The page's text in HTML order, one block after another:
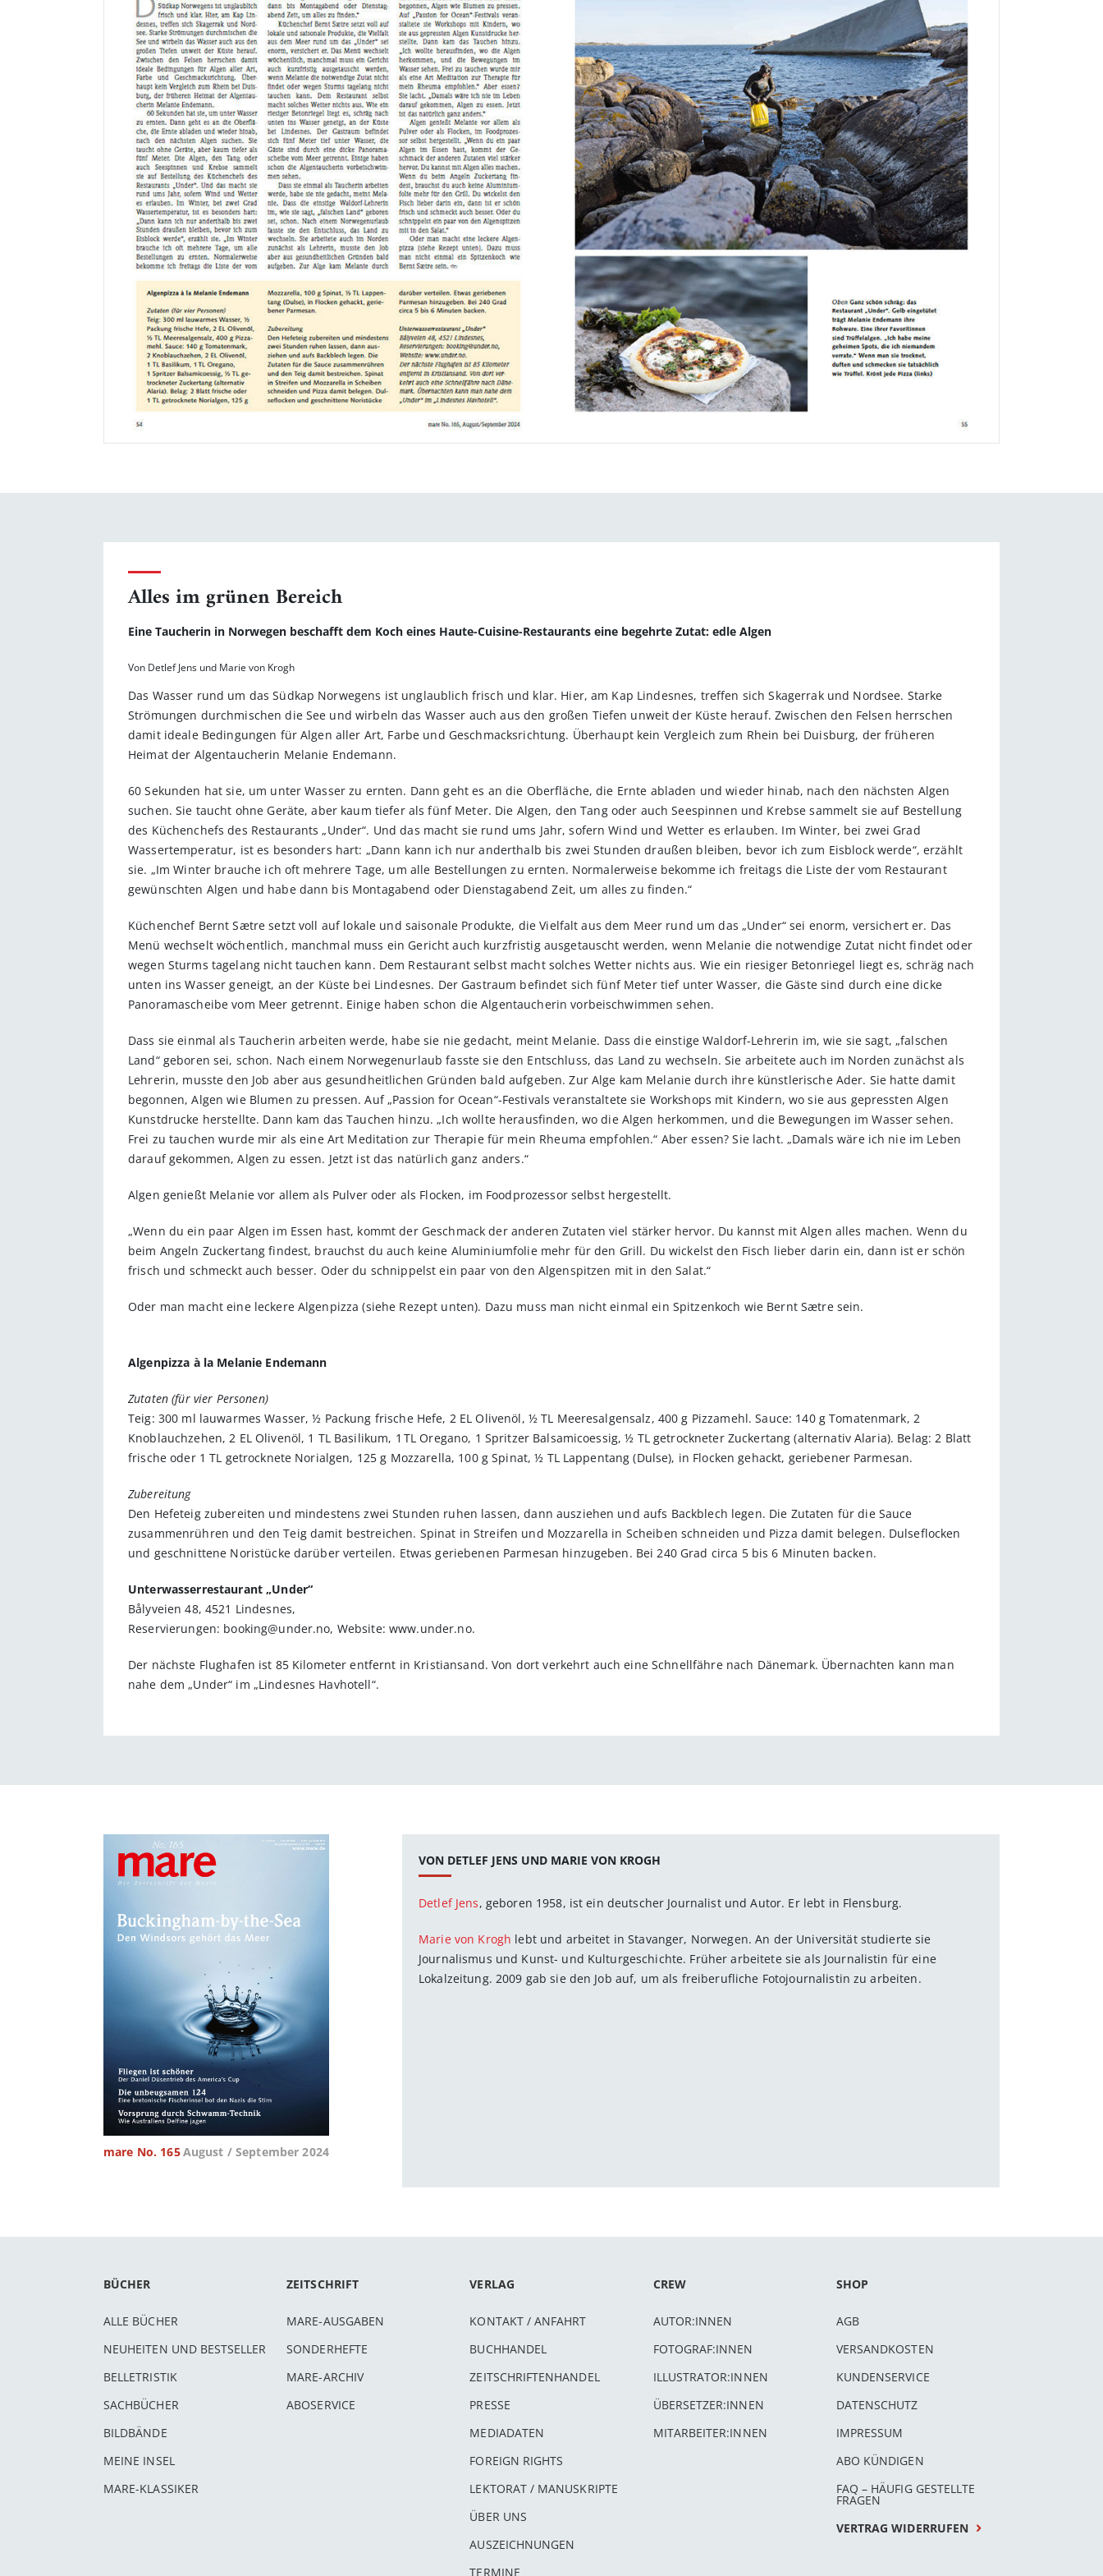
Alles im grünen Bereich
Eine Taucherin in Norwegen beschafft dem Koch eines Haute-­Cuisine-Restaurants eine begehrte Zutat: edle Algen
Von Detlef Jens und Marie von Krogh
Das Wasser rund um das Südkap Norwegens ist unglaublich frisch und klar. Hier, am Kap Lindesnes, treffen sich Skagerrak und Nordsee. Starke
Strömungen durchmischen die See und wirbeln das Wasser auch aus den großen Tiefen unweit der Küste herauf. Zwischen den Felsen herrschen
damit ideale Bedingungen für Algen aller Art, Farbe und Geschmacksrichtung. Überhaupt kein Vergleich zum Rhein bei Duisburg, der früheren
Heimat der Algentaucherin Melanie Endemann.
60 Sekunden hat sie, um unter Wasser zu ernten. Dann geht es an die Oberfläche, die Ernte abladen und wieder hinab, nach den nächsten Algen
suchen. Sie taucht ohne Geräte, aber kaum tiefer als fünf Meter. Die Algen, den Tang oder auch Seespinnen und Krebse sammelt sie auf Bestellung
des Küchenchefs des Restaurants „Under“. Und das macht sie rund ums Jahr, sofern Wind und Wetter es erlauben. Im Winter, bei zwei Grad
Wassertemperatur, ist es besonders hart: „Dann kann ich nur anderthalb bis zwei Stunden draußen bleiben, bevor ich zum Eisblock werde“, erzählt
sie. „Im Winter brauche ich oft mehrere Tage, um alle Bestellungen zu ernten. Normalerweise bekomme ich freitags die Liste der vom Restaurant
gewünschten Algen und habe dann bis Montagabend oder Dienstag­abend Zeit, um alles zu finden.“
Küchenchef Bernt Sætre setzt voll auf lokale und saisonale Produkte, die Vielfalt aus dem Meer rund um das „Under“ sei enorm, versichert er. Das
Menü wechselt wöchentlich, manchmal muss ein Gericht auch kurzfristig ausgetauscht werden, wenn Melanie die notwendige Zutat nicht findet oder
wegen Sturms tagelang nicht tauchen kann. Dem Restaurant selbst macht solches Wetter nichts aus. Wie ein riesiger Betonriegel liegt es, schräg nach
unten ins Wasser geneigt, an der Küste bei Lindesnes. Der Gastraum befindet sich fünf Meter tief unter Wasser, die Gäste sind durch eine dicke
Panoramascheibe vom Meer getrennt. Einige haben schon die Algentaucherin vorbeischwimmen sehen.
Dass sie einmal als Taucherin arbeiten werde, habe sie nie gedacht, meint Melanie. Dass die einstige Waldorf-Lehrerin im, wie sie sagt, „falschen
Land“ geboren sei, schon. Nach einem Norwegenurlaub fasste sie den Entschluss, das Land zu wechseln. Sie arbeitete auch im Norden zunächst als
Lehrerin, musste den Job aber aus gesundheitlichen Gründen bald aufgeben. Zur Alge kam Melanie durch ihre künstlerische Ader. Sie hatte damit
begonnen, Algen wie Blumen zu pressen. Auf „Passion for Ocean“-Festivals veranstaltete sie Workshops mit Kindern, wo sie aus gepressten Algen
Kunstdrucke herstellte. Dann kam das Tauchen hinzu. „Ich wollte herausfinden, wo die Algen herkommen, und die Bewegungen im Wasser sehen.
Frei zu tauchen wurde mir als eine Art Meditation zur Therapie für mein Rheuma empfohlen.“ Aber essen? Sie lacht. „Damals wäre ich nie im Leben
darauf gekommen, Algen zu essen. Jetzt ist das natürlich ganz anders.“
Algen genießt Melanie vor allem als Pulver oder als Flocken, im Foodprozessor selbst hergestellt.
„Wenn du ein paar Algen im Essen hast, kommt der Geschmack der anderen Zutaten viel stärker hervor. Du kannst mit Algen alles machen. Wenn du
beim Angeln Zucker­tang findest, brauchst du auch keine Aluminiumfolie mehr für den Grill. Du wickelst den Fisch lieber darin ein, dann ist er schön
frisch und schmeckt auch besser. Oder du schnippelst ein paar von den Algenspitzen mit in den Salat.“
Oder man macht eine leckere Algenpizza (siehe Rezept unten). Dazu muss man nicht einmal ein Spitzenkoch wie Bernt Sætre sein.
Algenpizza à la Melanie Endemann
Zutaten (für vier Personen)
Teig: 300 ml lauwarmes Wasser, ½ ­Packung frische Hefe, 2 EL Olivenöl, ½ TL Meeresalgensalz, 400 g Pizzamehl. Sauce: 140 g Tomatenmark, 2
Knoblauch­zehen, 2 EL Olivenöl, 1 TL Basilikum, 1 TL Oregano, 1 Spritzer Balsamicoessig, ½ TL getrockneter Zucker­tang (alternativ Alaria). Belag: 2 Blatt
frische oder 1 TL getrocknete Norialgen, 125 g Mozzarella, 100 g Spinat, ½ TL Lappentang (Dulse), in Flocken gehackt, geriebener Parmesan.
Zubereitung
Den Hefeteig zubereiten und mindestens zwei Stunden ruhen lassen, dann aus­ziehen und aufs Backblech legen. Die Zutaten für die Sauce
zusammenrühren und den Teig damit bestreichen. Spinat in Streifen und Mozzarella in Scheiben schneiden und Pizza damit belegen. Dulseflocken
und geschnittene Noristücke darüber verteilen. Etwas geriebenen Parmesan hinzugeben. Bei 240 Grad circa 5 bis 6 Minuten backen.
Unterwasserrestaurant „Under“
Bålyveien 48, 4521 Lindesnes,
Reservierungen: booking@under.no, Website: www.under.no.
Der nächste Flughafen ist 85 Kilometer entfernt in Kristiansand. Von dort verkehrt auch eine Schnellfähre nach Dänemark. Übernachten kann man
nahe dem „Under“ im „Lindesnes Havhotell“.
mare No. 165August / September 2024
VON DETLEF JENS UND MARIE VON KROGH
Detlef Jens, geboren 1958, ist ein deutscher Journalist und Autor. Er lebt in Flensburg.
Marie von Krogh lebt und arbeitet in Stavanger, Norwegen. An der Universität studierte sie
Journalismus und Kunst- und Kulturgeschichte. Früher arbeitete sie als Journalistin für eine
Lokalzeitung. 2009 gab sie den Job auf, um als freiberufliche Fotojournalistin zu arbeiten.
BÜCHER
ALLE BÜCHER
NEUHEITEN UND BESTSELLER
BELLETRISTIK
SACHBÜCHER
BILDBÄNDE
MEINE INSEL
MARE-KLASSIKER
ZEITSCHRIFT
MARE-AUSGABEN
SONDERHEFTE
MARE-ARCHIV
ABOSERVICE
VERLAG
KONTAKT / ANFAHRT
BUCHHANDEL
ZEITSCHRIFTENHANDEL
PRESSE
MEDIADATEN
FOREIGN RIGHTS
LEKTORAT / MANUSKRIPTE
ÜBER UNS
AUSZEICHNUNGEN
TERMINE
CREW
AUTOR:INNEN
FOTOGRAF:INNEN
ILLUSTRATOR:INNEN
ÜBERSETZER:INNEN
MITARBEITER:INNEN
SHOP
AGB
VERSANDKOSTEN
KUNDENSERVICE
DATENSCHUTZ
IMPRESSUM
ABO KÜNDIGEN
FAQ – HÄUFIG GESTELLTE
FRAGEN
VERTRAG WIDERRUFEN